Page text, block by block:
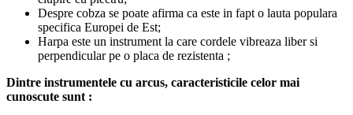
Despre cobza se poate afirma ca este in fapt o lauta populara
specifica Europei de Est;
Harpa este un instrument la care cordele vibreaza liber si
perpendicular pe o placa de rezistenta ;
Dintre instrumentele cu arcus, caracteristicile celor mai
cunoscute sunt :